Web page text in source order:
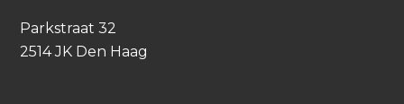
Parkstraat 32
2514 JK Den Haag